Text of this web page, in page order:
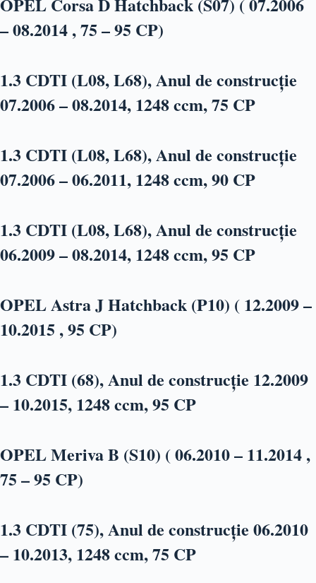
– 08.2014 , 75 – 95 CP)
1.3 CDTI (L08, L68), Anul de construcție
07.2006 – 08.2014, 1248 ccm, 75 CP
1.3 CDTI (L08, L68), Anul de construcție
07.2006 – 06.2011, 1248 ccm, 90 CP
1.3 CDTI (L08, L68), Anul de construcție
06.2009 – 08.2014, 1248 ccm, 95 CP
OPEL Astra J Hatchback (P10) ( 12.2009 –
10.2015 , 95 CP)
1.3 CDTI (68), Anul de construcție 12.2009
– 10.2015, 1248 ccm, 95 CP
OPEL Meriva B (S10) ( 06.2010 – 11.2014 ,
75 – 95 CP)
1.3 CDTI (75), Anul de construcție 06.2010
– 10.2013, 1248 ccm, 75 CP